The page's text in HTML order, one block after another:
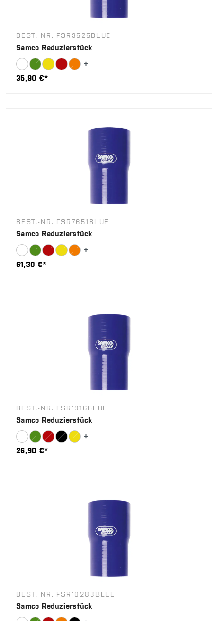
BEST.-NR. FSR3525BLUE
Samco Reduzierstück
35,90 €*
BEST.-NR. FSR7651BLUE
Samco Reduzierstück
61,30 €*
BEST.-NR. FSR1916BLUE
Samco Reduzierstück
26,90 €*
BEST.-NR. FSR10283BLUE
Samco Reduzierstück